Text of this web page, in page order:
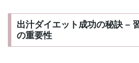
出汁ダイエット成功の秘訣 –
の重要性